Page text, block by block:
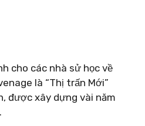
cho các nhà sử học về
là “Thị trấn Mới”
được xây dựng vài năm